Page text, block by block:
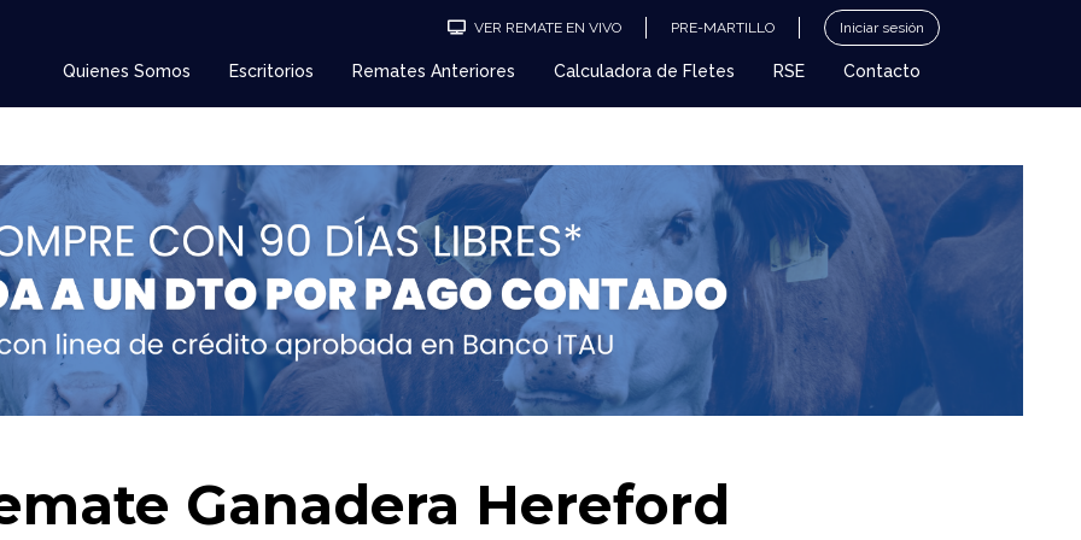
VER REMATE EN VIVO PRE-MARTILLO Iniciar sesión
Quienes Somos Escritorios Remates Anteriores Calculadora de Fletes RSE Contacto
Ganadera Hereford